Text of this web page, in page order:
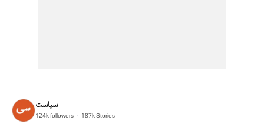
سیاست
124kfollowers 187kStories